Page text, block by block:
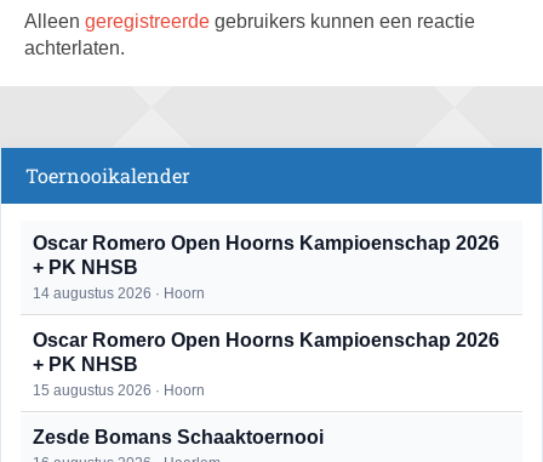
Alleen geregistreerde gebruikers kunnen een reactie
achterlaten.
Toernooikalender
Oscar Romero Open Hoorns Kampioenschap 2026
+ PK NHSB
14 augustus 2026 · Hoorn
Oscar Romero Open Hoorns Kampioenschap 2026
+ PK NHSB
15 augustus 2026 · Hoorn
Zesde Bomans Schaaktoernooi